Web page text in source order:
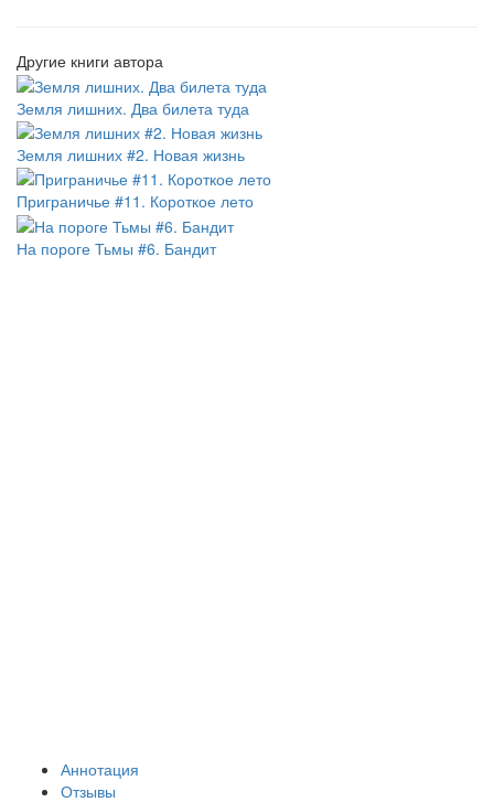
Другие книги автора
Земля лишних. Два билета туда
Земля лишних #2. Новая жизнь
Приграничье #11. Короткое лето
На пороге Тьмы #6. Бандит
Аннотация
Отзывы